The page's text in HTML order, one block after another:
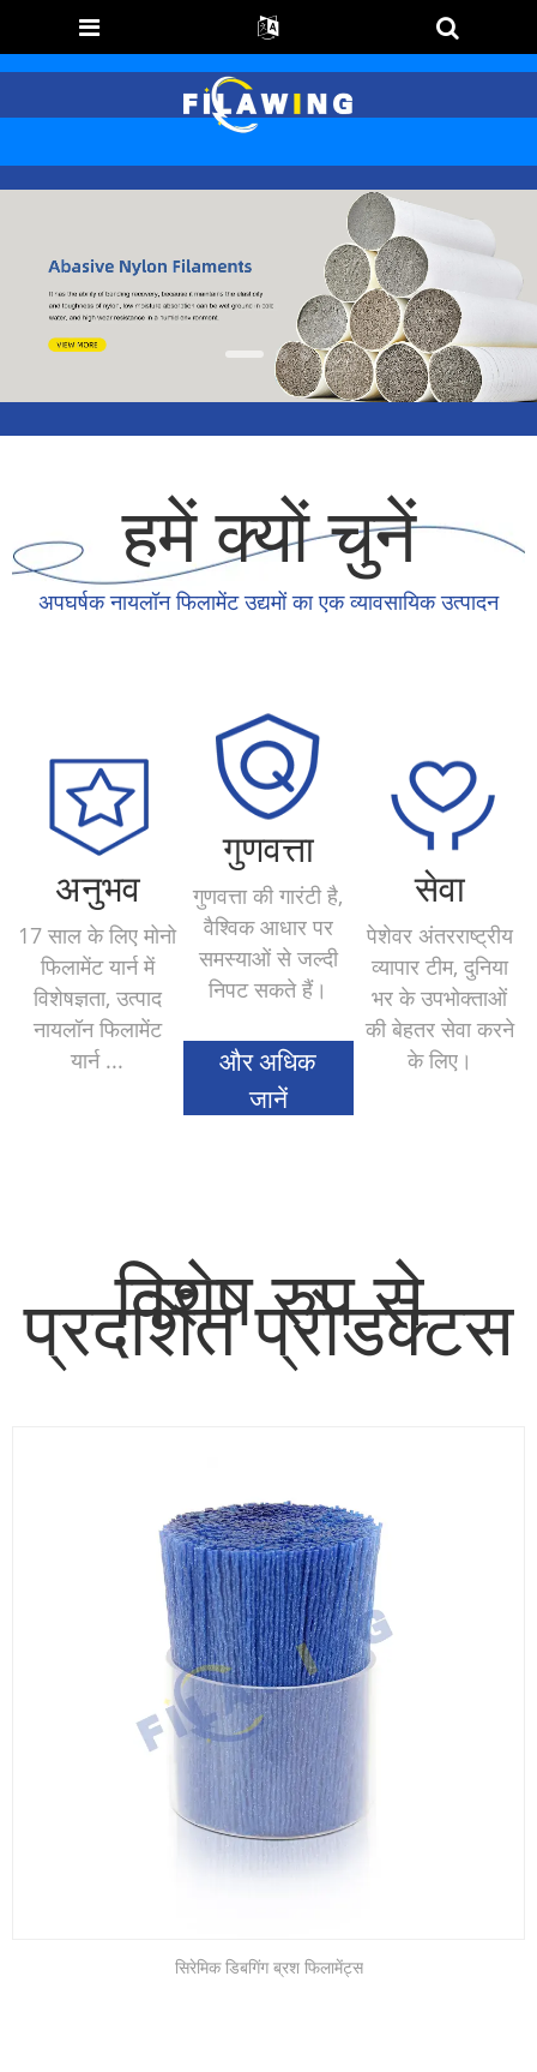
हमें क्यों चुनें
अपघर्षक नायलॉन फिलामेंट उद्यमों का एक व्यावसायिक उत्पादन
अनुभव
17 साल के लिए मोनो
फिलामेंट यार्न में
विशेषज्ञता, उत्पाद
नायलॉन फिलामेंट
यार्न ...
गुणवत्ता
गुणवत्ता की गारंटी है,
वैश्विक आधार पर
समस्याओं से जल्दी
निपट सकते हैं।
और अधिक
जानें
सेवा
पेशेवर अंतरराष्ट्रीय
व्यापार टीम, दुनिया
भर के उपभोक्ताओं
की बेहतर सेवा करने
के लिए।
विशेष रुप से
प्रदर्शित प्रोडक्टस
सिरेमिक डिबगिंग ब्रश फिलामेंट्स